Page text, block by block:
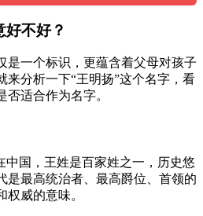
好不好？
是一个标识，更蕴含着父母对孩子
来分析一下“王明扬”这个名字，看
适合作为名字。
中国，王姓是百家姓之一，历史悠
是最高统治者、最高爵位、首领的
威的意味。